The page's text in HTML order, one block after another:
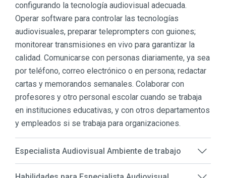
configurando la tecnología audiovisual adecuada.
Operar software para controlar las tecnologías
audiovisuales, preparar teleprompters con guiones;
monitorear transmisiones en vivo para garantizar la
calidad. Comunicarse con personas diariamente, ya sea
por teléfono, correo electrónico o en persona; redactar
cartas y memorandos semanales. Colaborar con
profesores y otro personal escolar cuando se trabaja
en instituciones educativas, y con otros departamentos
y empleados si se trabaja para organizaciones.
Especialista Audiovisual Ambiente de trabajo